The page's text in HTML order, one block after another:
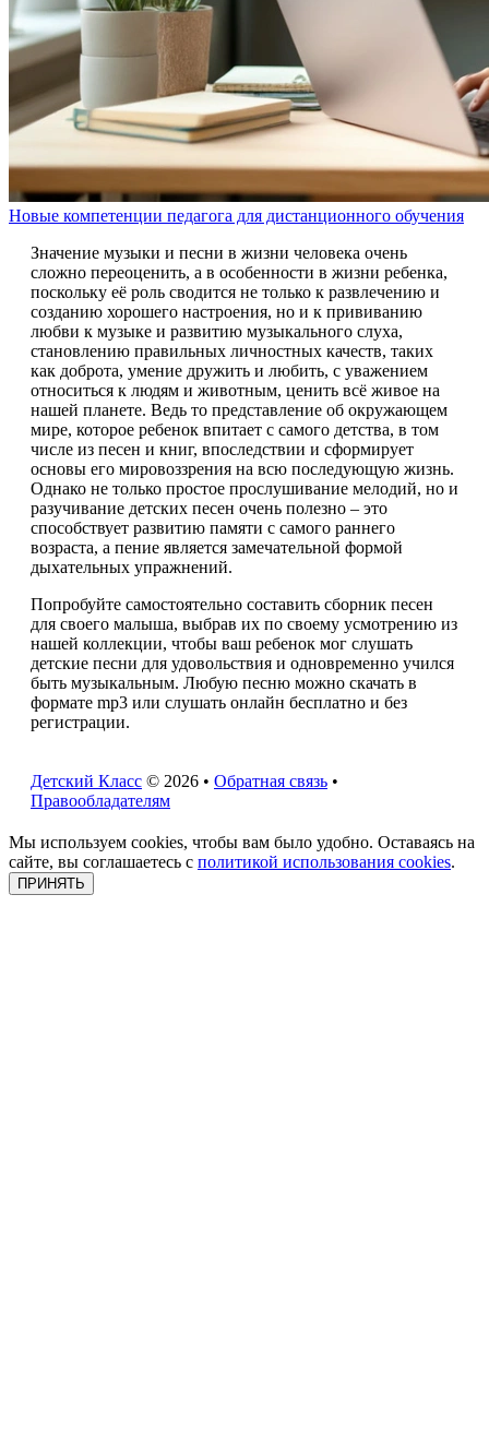
Новые компетенции педагога для дистанционного обучения
Значение музыки и песни в жизни человека очень
сложно переоценить, а в особенности в жизни ребенка,
поскольку её роль сводится не только к развлечению и
созданию хорошего настроения, но и к прививанию
любви к музыке и развитию музыкального слуха,
становлению правильных личностных качеств, таких
как доброта, умение дружить и любить, с уважением
относиться к людям и животным, ценить всё живое на
нашей планете. Ведь то представление об окружающем
мире, которое ребенок впитает с самого детства, в том
числе из песен и книг, впоследствии и сформирует
основы его мировоззрения на всю последующую жизнь.
Однако не только простое прослушивание мелодий, но и
разучивание детских песен очень полезно – это
способствует развитию памяти с самого раннего
возраста, а пение является замечательной формой
дыхательных упражнений.
Попробуйте самостоятельно составить сборник песен
для своего малыша, выбрав их по своему усмотрению из
нашей коллекции, чтобы ваш ребенок мог слушать
детские песни для удовольствия и одновременно учился
быть музыкальным. Любую песню можно скачать в
формате mp3 или слушать онлайн бесплатно и без
регистрации.
Детский Класс © 2026 • Обратная связь •
Правообладателям
Мы используем cookies, чтобы вам было удобно. Оставаясь на
сайте, вы соглашаетесь с политикой использования cookies.
ПРИНЯТЬ